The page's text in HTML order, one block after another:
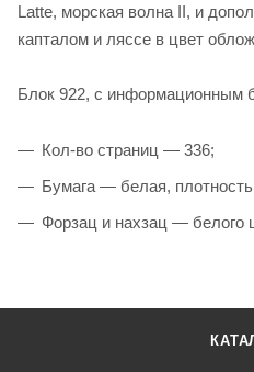
Latte, морская волна II, и
капталом и ляссе в цвет
Блок 922, с информационным
Кол-во страниц — 336;
Бумага — белая, плотность
Форзац и нахзац — белого